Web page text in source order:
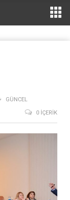
GÜNCEL
0 İÇERIK